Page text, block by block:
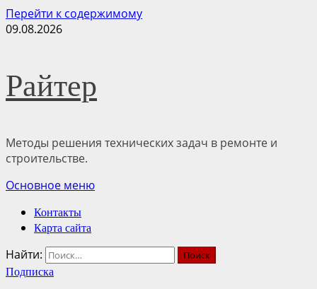
Перейти к содержимому
09.08.2026
Райтер
Методы решения технических задач в ремонте и
строительстве.
Основное меню
Контакты
Карта сайта
Найти:
Подписка